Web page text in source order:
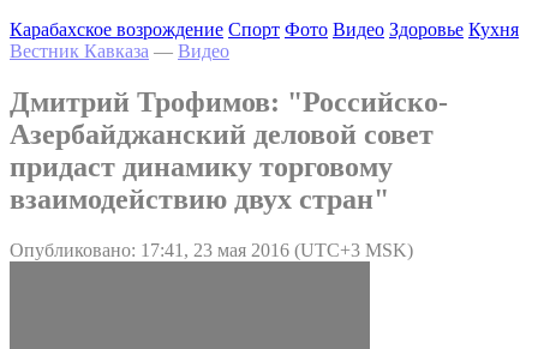
Карабахское возрождение Спорт Фото Видео Здоровье Кухня
Вестник Кавказа — Видео
Дмитрий Трофимов: "Российско-
Азербайджанский деловой совет
придаст динамику торговому
взаимодействию двух стран"
Опубликовано: 17:41, 23 мая 2016 (UTC+3 MSK)